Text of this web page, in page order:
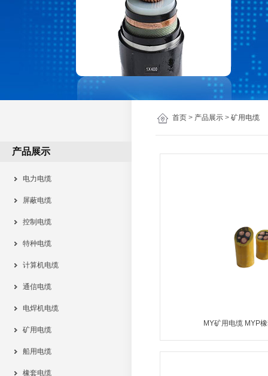
首页 > 产品展示 > 矿用电缆
产品展示
电力电缆
屏蔽电缆
控制电缆
特种电缆
计算机电缆
通信电缆
电焊机电缆
矿用电缆
船用电缆
橡套电缆
MY矿用电缆 MYP
MORE